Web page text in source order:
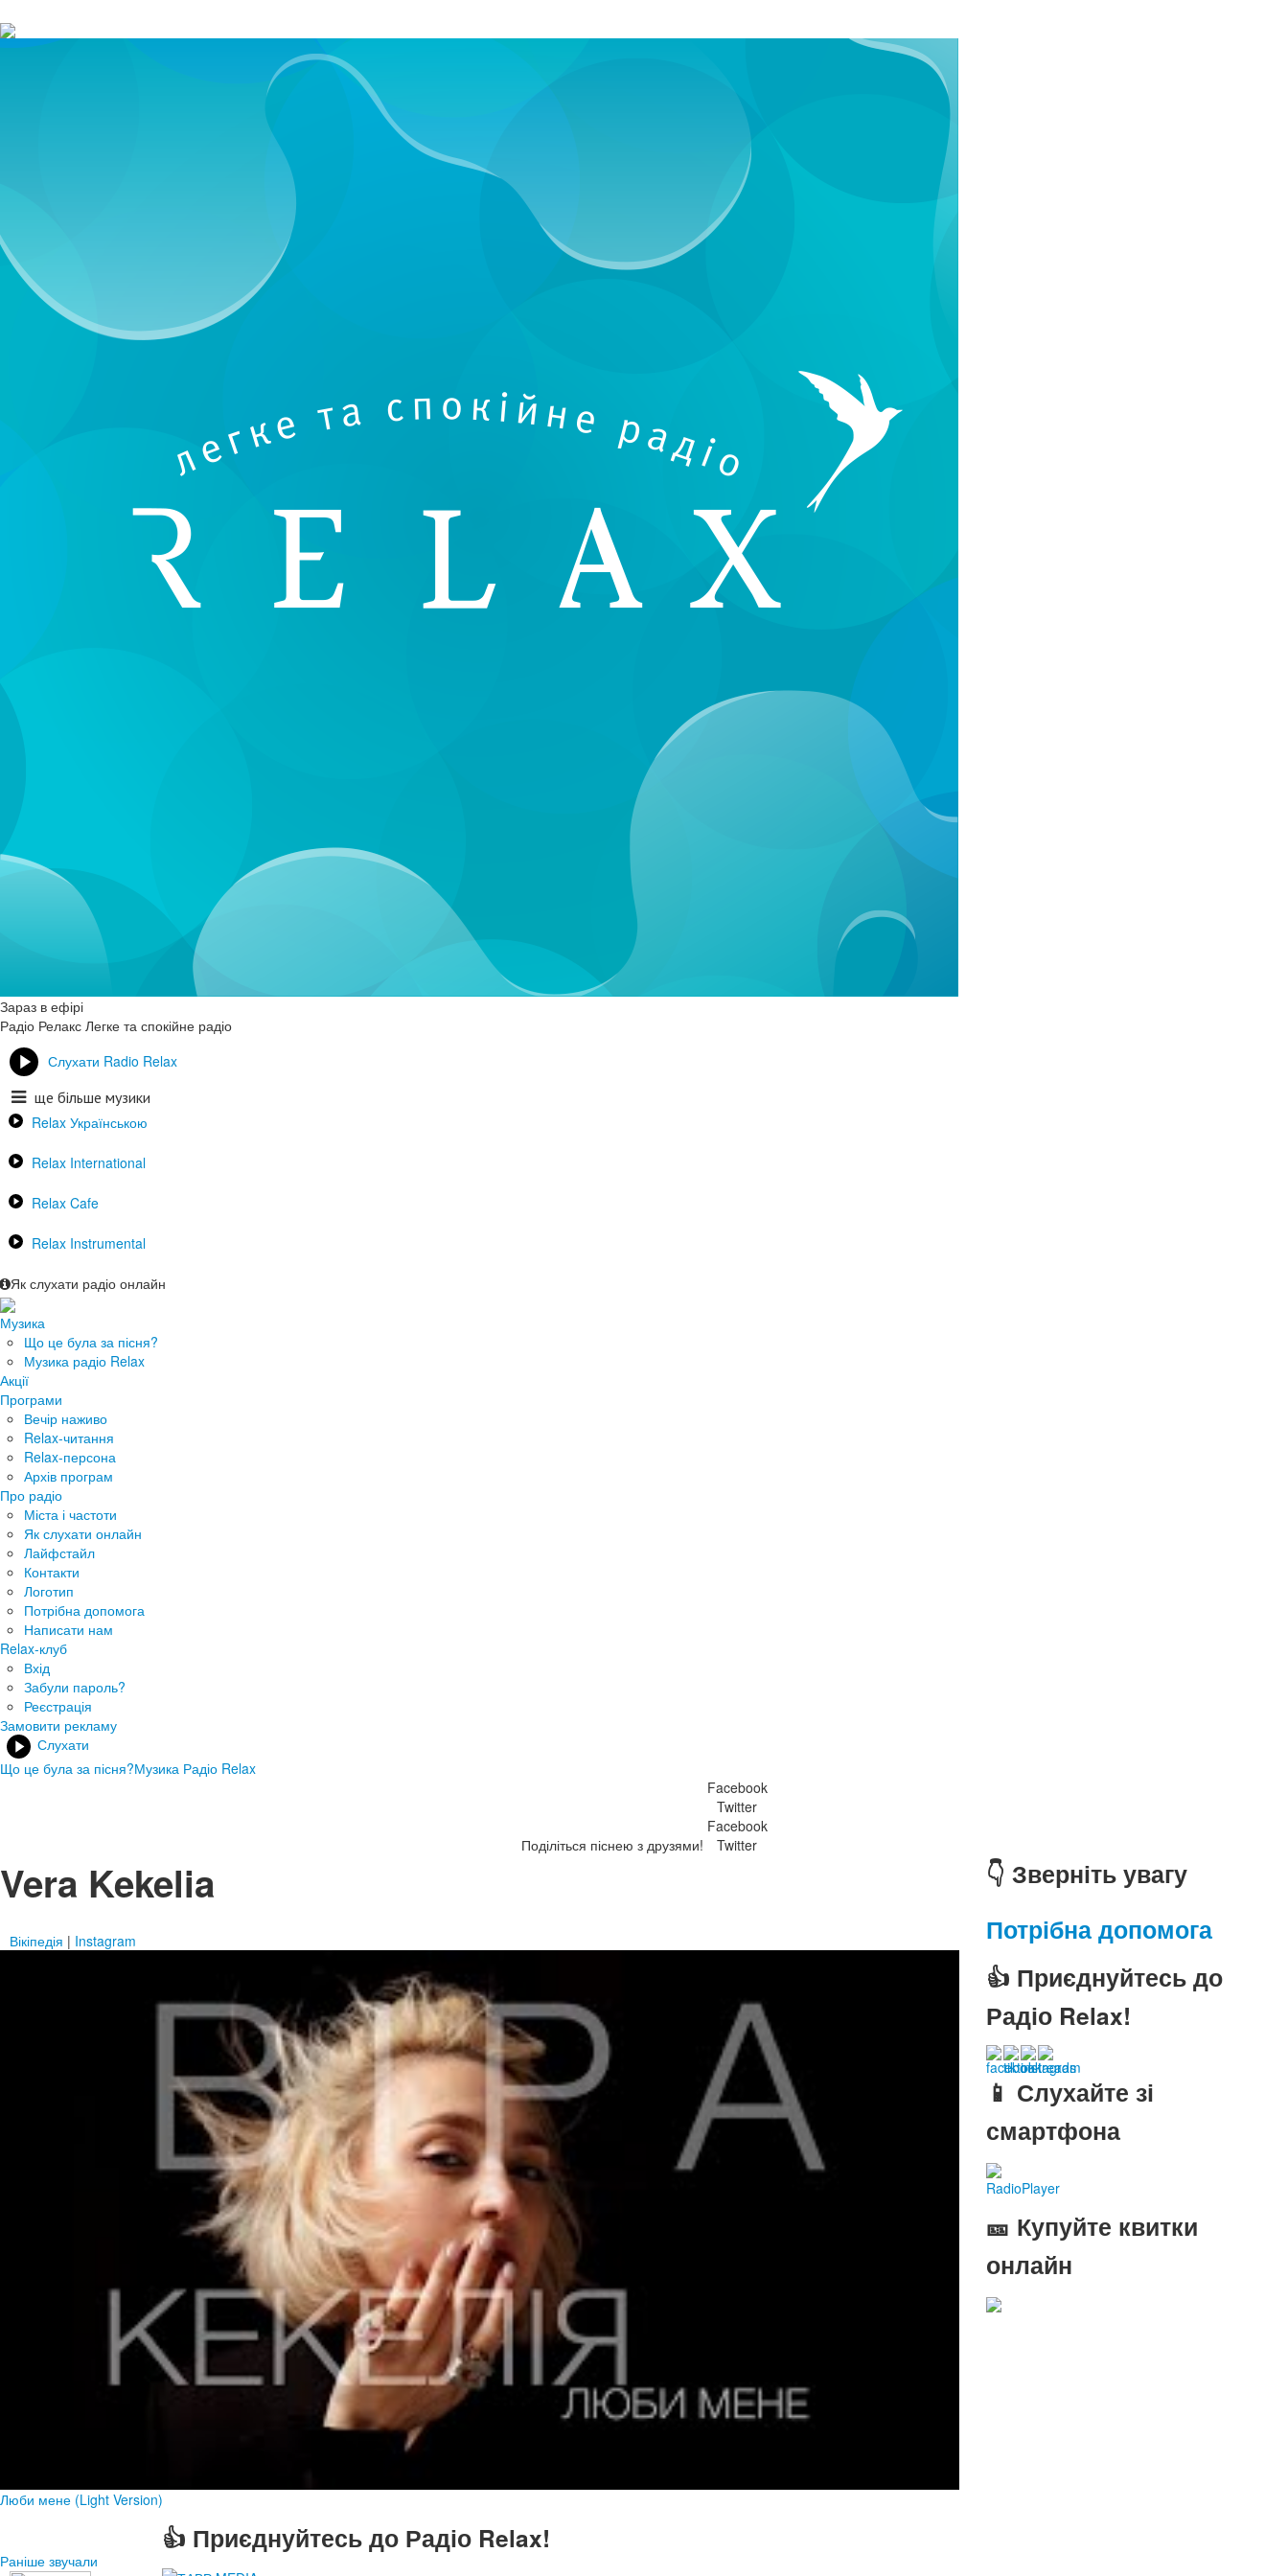
Зараз в ефірі
Радіо Релакс Легке та спокійне радіо
Раніше звучали
Слухати Radio Relax
ще більше музики
Relax Українською
Relax International
Relax Cafe
Relax Instrumental
Як слухати радіо онлайн
Музика
Що це була за пісня?
Музика радіо Relax
Акції
Програми
Вечір наживо
Relax-читання
Relax-персона
Архів програм
Про радіо
Міста і частоти
Як слухати онлайн
Лайфстайл
Контакти
Логотип
Потрібна допомога
Написати нам
Relax-клуб
Вхід
Забули пароль?
Реєстрація
Замовити рекламу
Слухати
Що це була за пісня?Музика Радіо Relax
Поділіться піснею з друзями!
Facebook
Twitter
Facebook
Twitter
Vera Kekelia
Вікіпедія | Instagram
Люби мене (Light Version)
👇 Зверніть увагу
Потрібна допомога
👍 Приєднуйтесь до
Радіо Relax!
📱 Слухайте зі
смартфона
RadioPlayer
🎫 Купуйте квитки
онлайн
👍 Приєднуйтесь до Радіо Relax!